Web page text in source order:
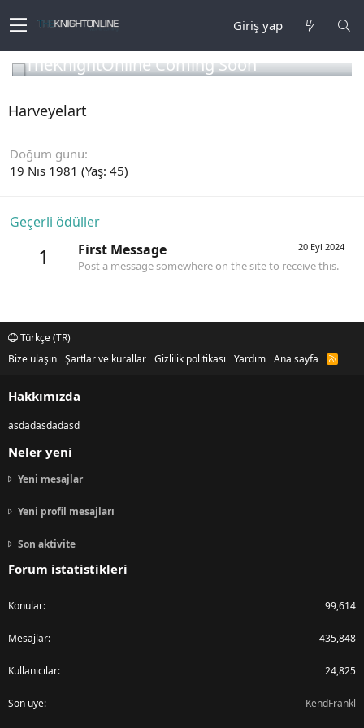
Giriş yap
TheKnightOnline Coming Soon
Harveyelart
Doğum günü
19 Nis 1981 (Yaş: 45)
Geçerli ödüller
1 20 Eyl 2024
First Message
Post a message somewhere on the site to receive this.
Türkçe (TR)
Bize ulaşın Şartlar ve kurallar Gizlilik politikası Yardım Ana sayfa
R
Hakkımızda
asdadasdadasd
Neler yeni
Yeni mesajlar
Yeni profil mesajları
Son aktivite
Forum istatistikleri
Konular 99,614
Mesajlar 435,848
Kullanıcılar 24,825
Son üye KendFrankl